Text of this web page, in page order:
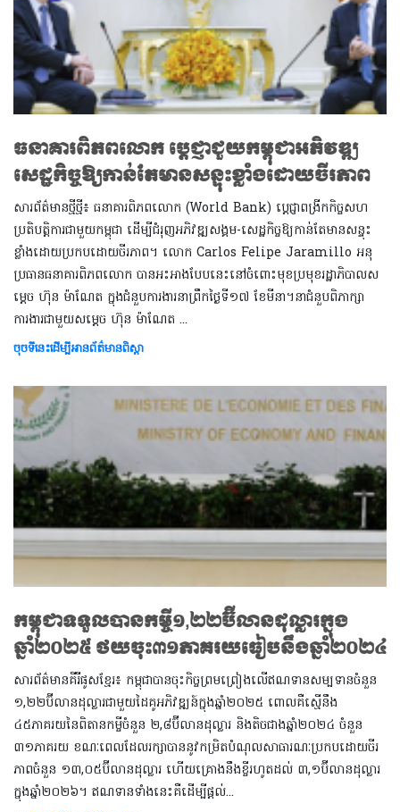
ធនាគារពិភពលោក ប្តេជ្ញាជួយកម្ពុជាអភិវឌ្ឍ
សេដ្ឋកិច្ចឱ្យកាន់តែមានសន្ទុះខ្លាំងដោយចីរភាព
សារព័ត៌មានថ្មីថ្មី៖​ ធនាគារពិភពលោក (World Bank) ប្តេជ្ញាពង្រីកកិច្ចសហ
ប្រតិបត្តិការជាមួយកម្ពុជា ដើម្បីជំរុញអភិវឌ្ឍសង្គម-សេដ្ឋកិច្ចឱ្យកាន់តែមានសន្ទុះ
ខ្លាំងដោយប្រកបដោយចីរភាព។ លោក Carlos Felipe Jaramillo អនុ
ប្រធានធនាគារពិភពលោក បានអះអាងបែបនេះនៅចំពោះមុខប្រមុខរដ្ឋាភិបាលស
ម្តេច ហ៊ុន ម៉ាណែត ក្នុងជំនួបការងារនាព្រឹកថ្ងៃទី១៧ ខែមីនា។​នាជំនួបពិភាក្សា
ការងារជាមួយសម្តេច ហ៊ុន ម៉ាណែត ​​​​​​​​​​​...
ចុចទីនេះដើម្បីអានព័ត៌មានពិស្តា
កម្ពុជាទទួលបានកម្ចី១,២២ប៊ីលានដុល្លារក្នុង
ឆ្នាំ២០២៥ ថយចុះ៣១ភាគរយធៀបនឹងឆ្នាំ២០២៤
សារព័ត៌មានគីរីផូសខ្មែរ៖​ កម្ពុជាបានចុះកិច្ចព្រមព្រៀងលើឥណទានសម្បទានចំនួន
១,២២ប៊ីលានដុល្លារជាមួយដៃគូអភិវឌ្ឍន៍ក្នុងឆ្នាំ២០២៥ ពោលគឺស្មើនឹង
៤៥ភាគរយនៃពិតានកម្ចីចំនួន ២,៨ប៊ីលានដុល្លារ និងតិចជាងឆ្នាំ២០២៤ ចំនួន
៣១ភាគរយ ខណៈពេលដែលរក្សាបាននូវកម្រិតបំណុលសាធារណៈប្រកបដោយចីរ
ភាពចំនួន ១៣,០៥ប៊ីលានដុល្លារ ហើយគ្រោងនឹងខ្ចីរហូតដល់ ៣,១ប៊ីលានដុល្លារ
ក្នុងឆ្នាំ២០២៦។ ឥណទានទាំងនេះគឺដើម្បីផ្តល់​​​​​​​​​​...